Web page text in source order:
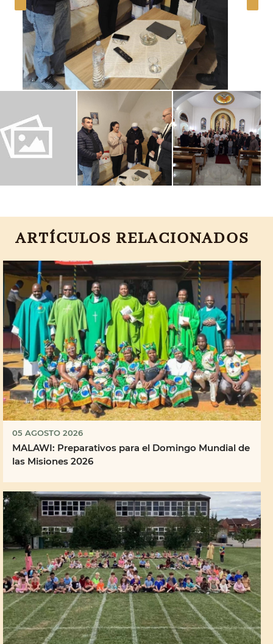
ARTÍCULOS RELACIONADOS
05 AGOSTO 2026
MALAWI: Preparativos para el Domingo Mundial de
las Misiones 2026